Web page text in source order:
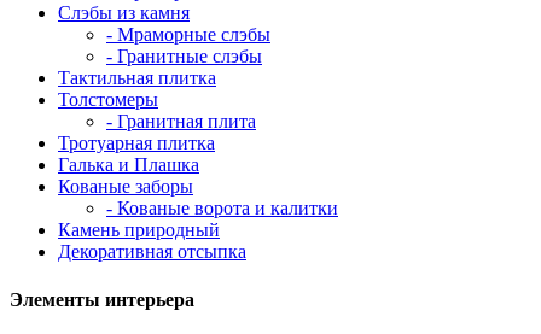
Слэбы из камня
- Мраморные слэбы
- Гранитные слэбы
Тактильная плитка
Толстомеры
- Гранитная плита
Тротуарная плитка
Галька и Плашка
Кованые заборы
- Кованые ворота и калитки
Камень природный
Декоративная отсыпка
Элементы интерьера